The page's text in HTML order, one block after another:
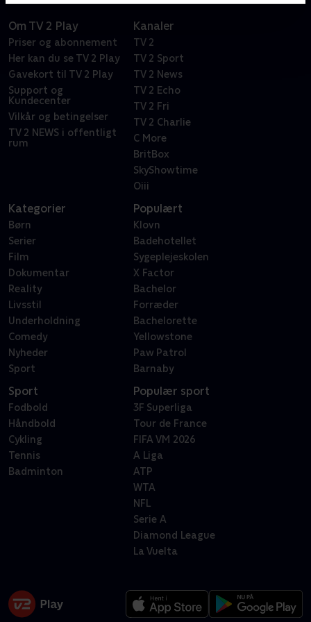
Om TV 2 Play
Priser og abonnement
Her kan du se TV 2 Play
Gavekort til TV 2 Play
Support og
Kundecenter
Vilkår og betingelser
TV 2 NEWS i offentligt
rum
Kanaler
TV 2
TV 2 Sport
TV 2 News
TV 2 Echo
TV 2 Fri
TV 2 Charlie
C More
BritBox
SkyShowtime
Oiii
Kategorier
Børn
Serier
Film
Dokumentar
Reality
Livsstil
Underholdning
Comedy
Nyheder
Sport
Populært
Klovn
Badehotellet
Sygeplejeskolen
X Factor
Bachelor
Forræder
Bachelorette
Yellowstone
Paw Patrol
Barnaby
Sport
Fodbold
Håndbold
Cykling
Tennis
Badminton
Populær sport
3F Superliga
Tour de France
FIFA VM 2026
A Liga
ATP
WTA
NFL
Serie A
Diamond League
La Vuelta